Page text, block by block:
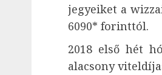
jegyeiket a
6090* forinttól.
2018 első hét
alacsony